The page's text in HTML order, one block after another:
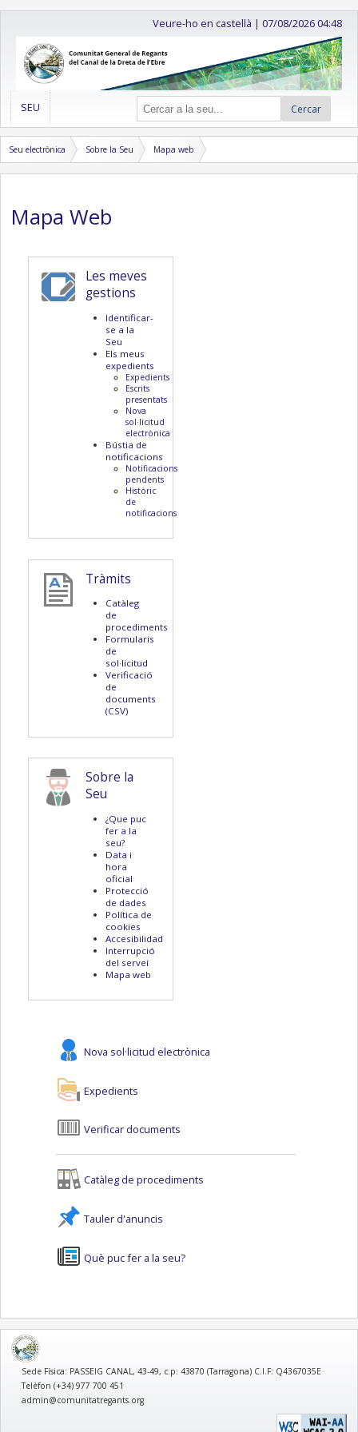
Veure-ho en castellà |07/08/2026 04:48
SEU Cercar
Seu electrònica Sobre la Seu Mapa web
Mapa Web
Les meves
gestions
Identificar-
se a la
Seu
Els meus
expedients
Expedients
Escrits
presentats
Nova
sol·licitud
electrònica
Bústia de
notificacions
Notificacions
pendents
Històric
de
notificacions
Tràmits
Catàleg
de
procediments
Formularis
de
sol·licitud
Verificació
de
documents
(CSV)
Sobre la
Seu
¿Que puc
fer a la
seu?
Data i
hora
oficial
Protecció
de dades
Política de
cookies
Accesibilidad
Interrupció
del servei
Mapa web
Nova sol·licitud electrònica
Expedients
Verificar documents
Catàleg de procediments
Tauler d'anuncis
Què puc fer a la seu?
logo
Sede Física: PASSEIG CANAL, 43-49, c.p: 43870 (Tarragona) C.I.F: Q4367035E
Telèfon (+34) 977 700 451
admin@comunitatregants.org